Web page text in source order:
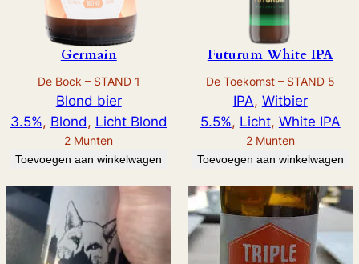
Germain
De Bock – STAND 1
Blond bier
3.5%, Blond , Licht Blond
2 Munten
Toevoegen aan winkelwagen
Futurum White IPA
De Toekomst – STAND 5
IPA, Witbier
5.5%, Licht, White IPA
2 Munten
Toevoegen aan winkelwagen